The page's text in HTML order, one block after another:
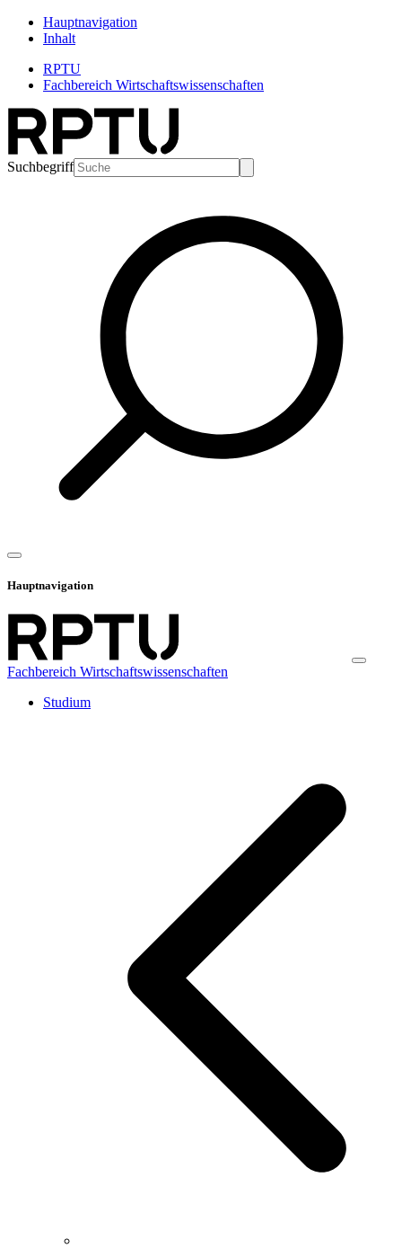
Hauptnavigation
Inhalt
RPTU
Fachbereich Wirtschaftswissenschaften
Suchbegriff
Hauptnavigation
Fachbereich Wirtschaftswissenschaften
Studium